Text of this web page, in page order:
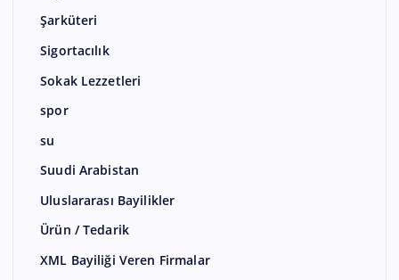
Şarküteri
Sigortacılık
Sokak Lezzetleri
spor
su
Suudi Arabistan
Uluslararası Bayilikler
Ürün / Tedarik
XML Bayiliği Veren Firmalar